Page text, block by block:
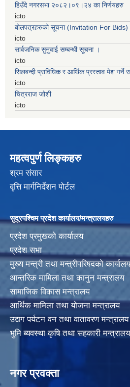
हिउँदे नगरसभा २०८२।०९।२४ का निर्णयहरु
icto
बोलपत्रहरुको सूचना (Invitation For Bids)
icto
सार्वजनिक सुनुवाई सम्बन्धी सूचना ।
icto
सिलबन्दी प्राविधिक र आर्थिक प्रस्ताव पेश गर्ने
icto
चित्रराज जोशी
icto
महत्वपुर्ण लिङ्कहरु
श्रम संसार
वृत्ति मार्गनिर्देशन पोर्टल
सुदूरपश्चिम प्रदेश कार्यालय/मन्त्रालयहरु
प्रदेश प्रमुखको कार्यालय
प्रदेश सभा
मुख्य मन्त्री तथा मन्त्रीपरिषदको कार्यालय
आन्तरिक मामिला तथा कानुन मन्त्रालय
सामाजिक विकास मन्त्रालय
आर्थिक मामिला तथा योजना मन्त्रालय
उद्यग पर्यटन वन तथा वातावरण मन्त्रालय
भुमि ब्यवस्था कृषि तथा सहकारी मन्त्रालय
नगर प्रवक्ता